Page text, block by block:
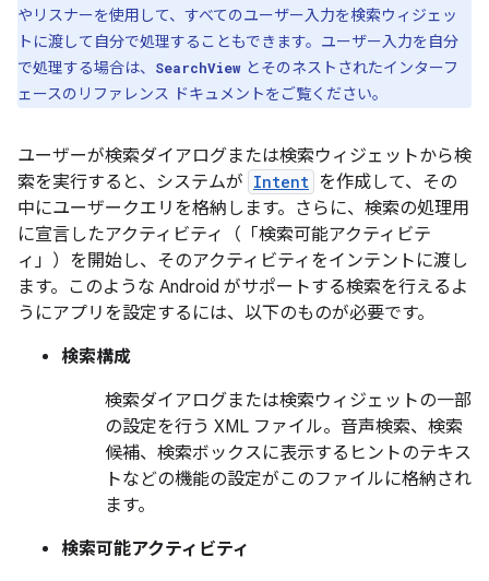
やリスナーを使用して、すべてのユーザー入力を検索ウィジェッ
トに渡して自分で処理することもできます。ユーザー入力を自分
で処理する場合は、
SearchView とそのネストされたインターフ
ェースのリファレンス ドキュメントをご覧ください。
ユーザーが検索ダイアログまたは検索ウィジェットから検
索を実行すると、システムが Intent を作成して、その
中にユーザークエリを格納します。さらに、検索の処理用
に宣言したアクティビティ（「検索可能アクティビテ
ィ」）を開始し、そのアクティビティをインテントに渡し
ます。このような Android がサポートする検索を行えるよ
うにアプリを設定するには、以下のものが必要です。
検索構成
検索ダイアログまたは検索ウィジェットの一部
の設定を行う XML ファイル。音声検索、検索
候補、検索ボックスに表示するヒントのテキス
トなどの機能の設定がこのファイルに格納され
ます。
検索可能アクティビティ